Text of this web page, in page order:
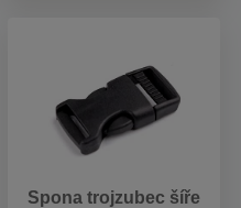
Spona trojzubec šíře